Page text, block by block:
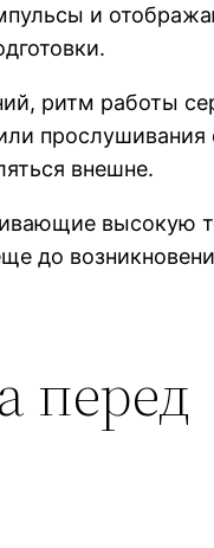
и
ритм работы
прослушивания
внешне.
высокую
до
перед